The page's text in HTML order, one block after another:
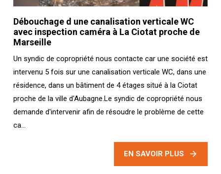
Débouchage d une canalisation verticale WC
avec inspection caméra à La Ciotat proche de
Marseille
Un syndic de copropriété nous contacte car une société est
intervenu 5 fois sur une canalisation verticale WC, dans une
résidence, dans un bâtiment de 4 étages situé à la Ciotat
proche de la ville d'Aubagne.Le syndic de copropriété nous
demande d'intervenir afin de résoudre le problème de cette
ca...
EN SAVOIR PLUS